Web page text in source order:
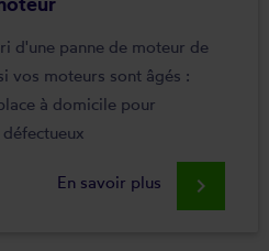
d'une panne de moteur de
vos moteurs sont âgés :
à domicile pour
En savoir plus keyboard_arrow_right